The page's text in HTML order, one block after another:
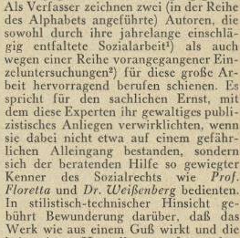
Als Verfasser zeichnen zwei (in der Reihe
des Alphabets angeführte) Autoren, die
sowohl durch ihre jahrelange einschlä¬
gig entfaltete Sozialarbeit1) als auch
wegen einer Reihe vorangegangener Ein-
zcluntersuchungcn2) für diese große Ar¬
beit hervorragend berufen schienen. Es
spricht für den sachlichen Ernst, mit
dem diese Experten ihr gewaltiges publi¬
zistisches Anliegen verwirklichten, wenn
sie dabei nicht etwa auf einem gefähr¬
lichen Alleingang bestanden, sondern
sich der beratenden Hilfe so gewiegter
Kenner des Sozialrechts wie Prof.
Floretta und Dr. Weißenberg bedienten.
In stilistisch-technischer Hinsicht ge¬
bührt Bewunderung darüber, daß das
Werk wie aus einem Guß wirkt und die